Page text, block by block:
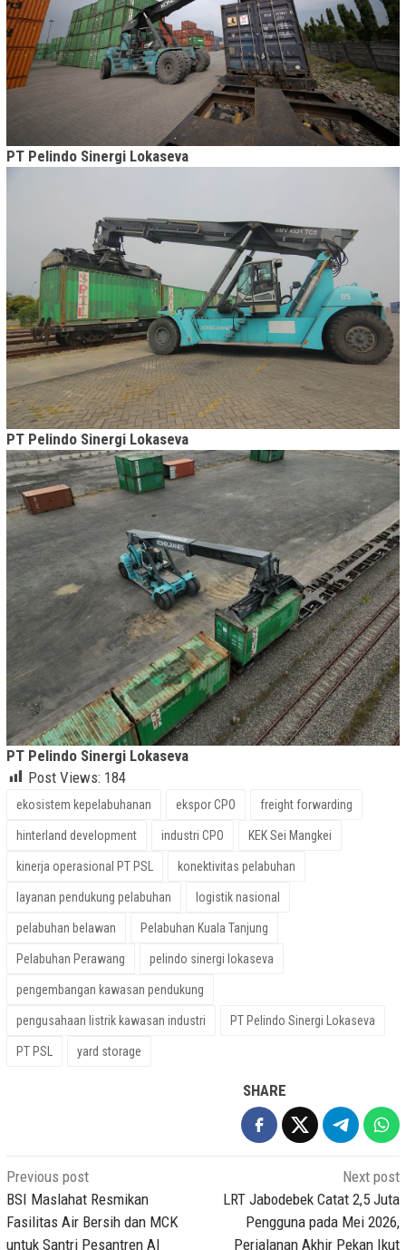
PT Pelindo Sinergi Lokaseva
PT Pelindo Sinergi Lokaseva
PT Pelindo Sinergi Lokaseva
Post Views: 184
ekosistem kepelabuhanan ekspor CPO freight forwarding
hinterland development industri CPO KEK Sei Mangkei
kinerja operasional PT PSL konektivitas pelabuhan
layanan pendukung pelabuhan logistik nasional
pelabuhan belawan Pelabuhan Kuala Tanjung
Pelabuhan Perawang pelindo sinergi lokaseva
pengembangan kawasan pendukung
pengusahaan listrik kawasan industri PT Pelindo Sinergi Lokaseva
PT PSL yard storage
SHARE
Post
navigation
Previous post
BSI Maslahat Resmikan
Fasilitas Air Bersih dan MCK
untuk Santri Pesantren Al
Next post
LRT Jabodebek Catat 2,5 Juta
Pengguna pada Mei 2026,
Perjalanan Akhir Pekan Ikut